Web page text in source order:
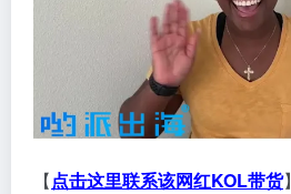
【点击这里联系该网红KOL带货】